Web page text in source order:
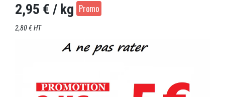
2,95 € / kg Promo
2,80 € HT